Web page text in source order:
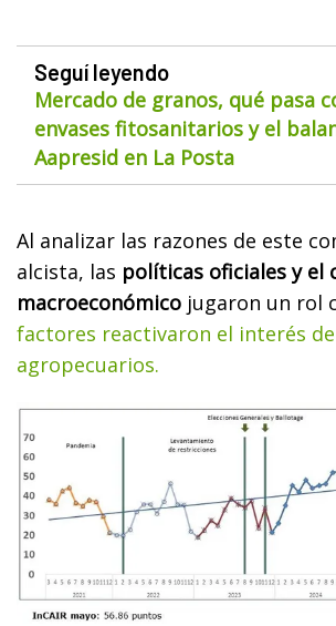
Seguí leyendo
Mercado de granos, qué pasa
envases fitosanitarios y el
Aapresid en La Posta
Al analizar las razones de este
alcista, las políticas oficiales y el
macroeconómico jugaron un rol
factores reactivaron el interés
agropecuarios.